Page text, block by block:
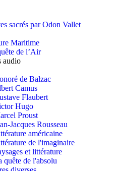
sacrés par Odon Vallet
Maritime
de l’Air
audio
de Balzac
Camus
Flaubert
Hugo
Proust
Jacques Rousseau
américaine
de l'imaginaire
et littérature
quête de l'absolu